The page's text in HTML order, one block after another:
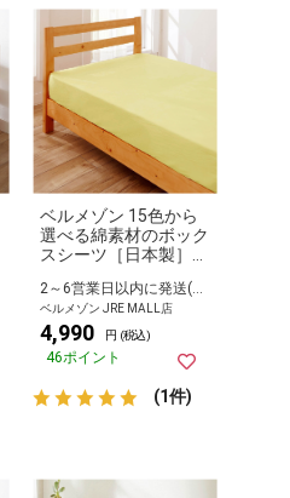
ベルメゾン 15色から
選べる綿素材のボック
スシーツ［日本製］
ダブル
2～6営業日以内に発送(長期休暇除く)
ベルメゾン JRE MALL店
4,990 円 (税込)
46ポイント
(1件)